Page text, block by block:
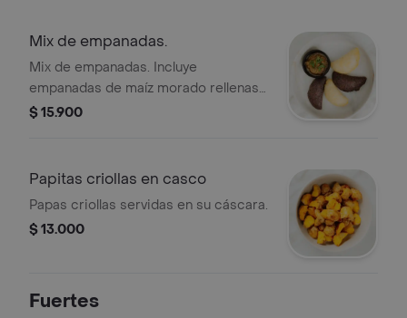
Mix de empanadas.
Mix de empanadas. Incluye
empanadas de maíz morado rellenas
de estofado de orellanas y de maíz
$ 15.900
Papitas criollas en casco
Papas criollas servidas en su cáscara.
$ 13.000
Fuertes